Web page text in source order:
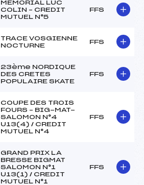
MEMORIAL LUC
COLIN – CREDIT
MUTUEL N°5
FFS
TRACE VOSGIENNE
NOCTURNE
FFS
23ème NORDIQUE
DES CRETES
POPULAIRE SKATE
FFS
COUPE DES TROIS
FOURS – BIG-MAT-
SALOMON N°4
U13(4) / CREDIT
MUTUEL N°4
FFS
GRAND PRIX LA
BRESSE BIGMAT
SALOMON N°1
U13(1) / CREDIT
MUTUEL N°1
FFS